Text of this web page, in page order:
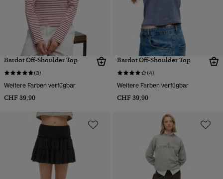
Bardot Off-Shoulder Top
(3)
Weitere Farben verfügbar
CHF 39,90
Bardot Off-Shoulder Top
(4)
Weitere Farben verfügbar
CHF 39,90